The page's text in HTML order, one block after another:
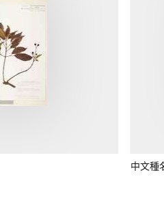
中文種